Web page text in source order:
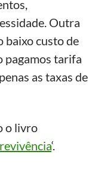
Outra
baixo custo de
pagamos tarifa
as taxas de
o livro
‘.